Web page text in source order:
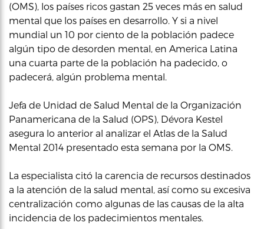
(OMS), los países ricos gastan 25 veces más en salud
mental que los países en desarrollo. Y si a nivel
mundial un 10 por ciento de la población padece
algún tipo de desorden mental, en America Latina
una cuarta parte de la población ha padecido, o
padecerá, algún problema mental.
Jefa de Unidad de Salud Mental de la Organización
Panamericana de la Salud (OPS), Dévora Kestel
asegura lo anterior al analizar el Atlas de la Salud
Mental 2014 presentado esta semana por la OMS.
La especialista citó la carencia de recursos destinados
a la atención de la salud mental, así como su excesiva
centralización como algunas de las causas de la alta
incidencia de los padecimientos mentales.